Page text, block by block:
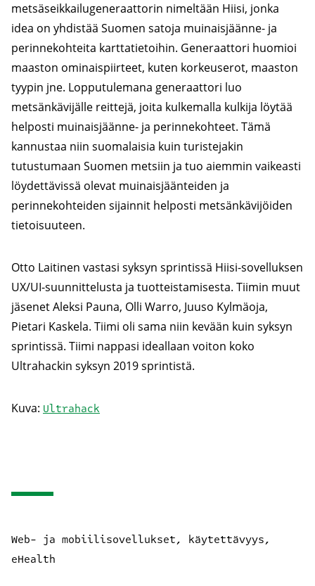
metsäseikkailugeneraattorin nimeltään Hiisi, jonka
idea on yhdistää Suomen satoja muinaisjäänne- ja
perinnekohteita karttatietoihin. Generaattori huomioi
maaston ominaispiirteet, kuten korkeuserot, maaston
tyypin jne. Lopputulemana generaattori luo
metsänkävijälle reittejä, joita kulkemalla kulkija löytää
helposti muinaisjäänne- ja perinnekohteet. Tämä
kannustaa niin suomalaisia kuin turistejakin
tutustumaan Suomen metsiin ja tuo aiemmin vaikeasti
löydettävissä olevat muinaisjäänteiden ja
perinnekohteiden sijainnit helposti metsänkävijöiden
tietoisuuteen.
Otto Laitinen vastasi syksyn sprintissä Hiisi-sovelluksen
UX/UI-suunnittelusta ja tuotteistamisesta. Tiimin muut
jäsenet Aleksi Pauna, Olli Warro, Juuso Kylmäoja,
Pietari Kaskela. Tiimi oli sama niin kevään kuin syksyn
sprintissä. Tiimi nappasi ideallaan voiton koko
Ultrahackin syksyn 2019 sprintistä.
Kuva: Ultrahack
Web- ja mobiilisovellukset, käytettävyys,
eHealth